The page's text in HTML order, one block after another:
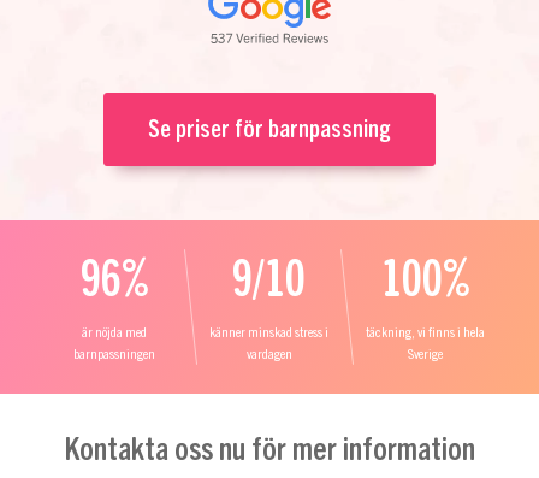
Se priser för barnpassning
96%
är nöjda med
barnpassningen
9/10
känner minskad stress i
vardagen
100%
täckning, vi finns i hela
Sverige
Kontakta oss nu för mer information